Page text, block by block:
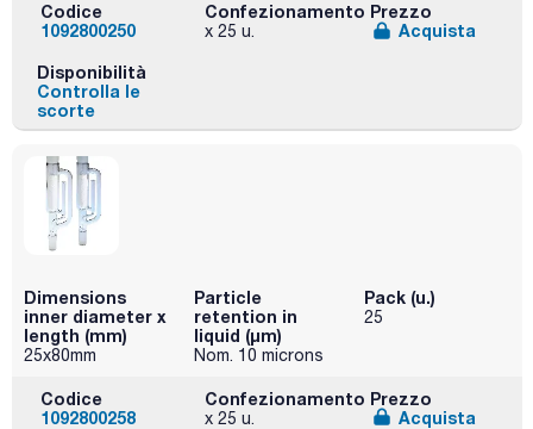
Codice
1092800250
Confezionamento
x 25 u.
Prezzo
Acquista
Disponibilità
Controlla le
scorte
Dimensions
inner diameter x
length (mm)
25x80mm
Particle
retention in
liquid (μm)
Nom. 10 microns
Pack (u.)
25
Codice
1092800258
Confezionamento
x 25 u.
Prezzo
Acquista